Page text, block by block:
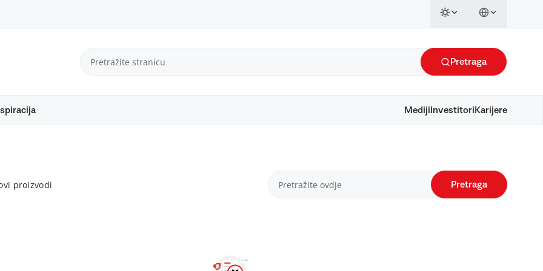
Pretraga
Mediji Investitori Karijere
proizvodi Pretraga